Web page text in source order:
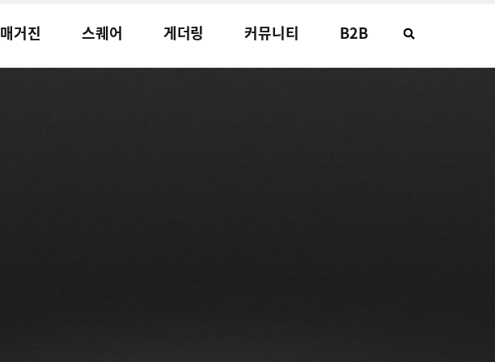
매거진 스퀘어 게더링 커뮤니티 B2B